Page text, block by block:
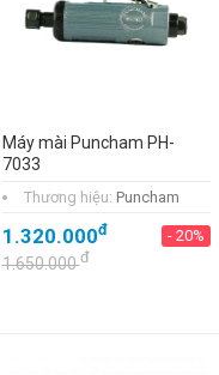
Máy mài Puncham PH-
7033
Thương hiệu: Puncham
1.320.000đ - 20%
1.650.000đ